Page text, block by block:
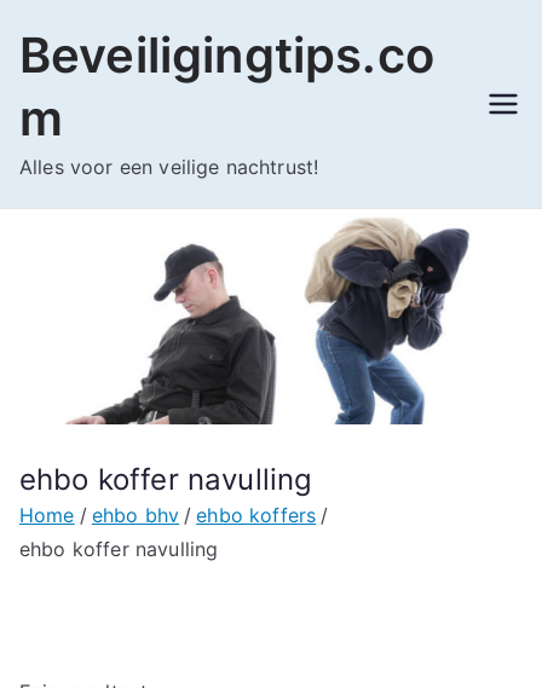
naar
inhoud
Beveiligingtips.co
m
Alles voor een veilige nachtrust!
ehbo koffer navulling
Home ehbo bhv
ehbo koffers
ehbo koffer navulling